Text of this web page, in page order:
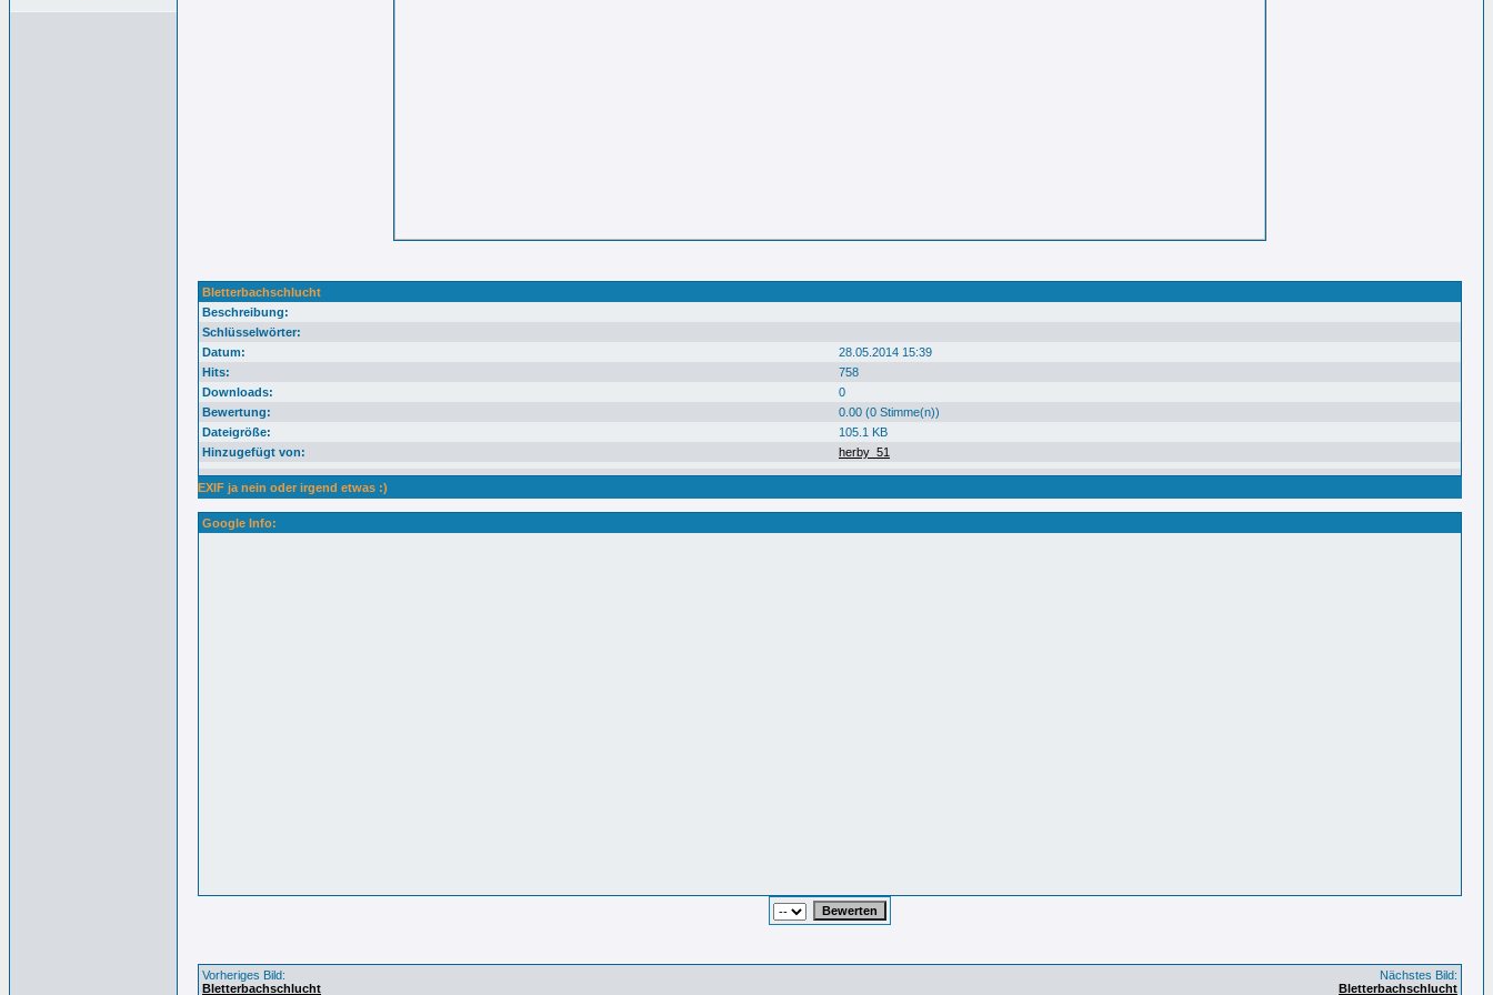
Bletterbachschlucht
Beschreibung:
Schlüsselwörter:
Datum:
28.05.2014 15:39
Hits:
758
Downloads:
0
Bewertung:
0.00 (0 Stimme(n))
Dateigröße:
105.1 KB
Hinzugefügt von:
herby_51
EXIF ja nein oder irgend etwas :)
Google Info:
Vorheriges Bild:
Bletterbachschlucht
Nächstes Bild:
Bletterbachschlucht